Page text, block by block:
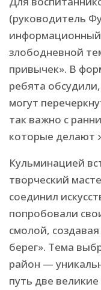
(руководитель
злободневной
привычек». В
ребята
могут
так важно с
которые делают
Кульминацией
творческий
соединил
попробовали
смолой,
берег». Тема
район —
путь две